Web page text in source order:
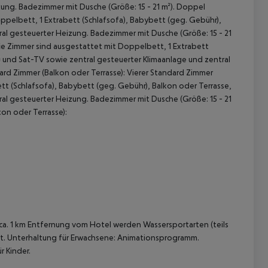
Badezimmer mit Dusche (Größe: 15 - 21 m²). Doppel
1 Extrabett (Schlafsofa), Babybett (geg. Gebühr),
Heizung. Badezimmer mit Dusche (Größe: 15 - 21
Zimmer sind ausgestattet mit Doppelbett, 1 Extrabett
Sat-TV sowie zentral gesteuerter Klimaanlage und zentral
Zimmer (Balkon oder Terrasse): Vierer Standard Zimmer
(Schlafsofa), Babybett (geg. Gebühr), Balkon oder Terrasse,
Heizung. Badezimmer mit Dusche (Größe: 15 - 21
oder Terrasse):
1 km Entfernung vom Hotel werden Wassersportarten (teils
für Erwachsene: Animationsprogramm.
Kinder.